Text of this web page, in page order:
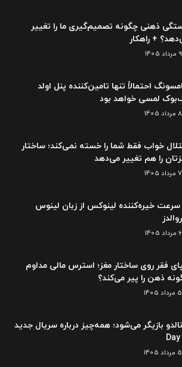
ذهنی چگونه تصمیم‌گیری ما را تغییر
+ راهکار
9 مرداد 1405
احتمالاً تنها تامین‌کننده پنل اولد
لمسی خواهد بود
8 مرداد 1405
خواب فقط شما را خسته نمی‌کند؛ ساختار
را هم تغییر می‌دهد
7 مرداد 1405
سرعت خیره‌کننده لینوکس از زبان لینوس
6 مرداد 1405
فقر روی ساختار مغز؛ استرس مالی مداوم
ذهن را پیر می‌کند؟
5 مرداد 1405
بازیگر می‌شود؛ همه‌چیز درباره سریال جدید
Day
5 مرداد 1405